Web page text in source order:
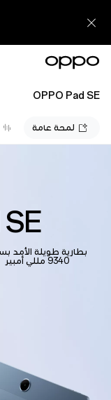
OPPO Pad SE
لمحة عامة
SE
بطارية طويلة الأمد
9340 مللي أمبير